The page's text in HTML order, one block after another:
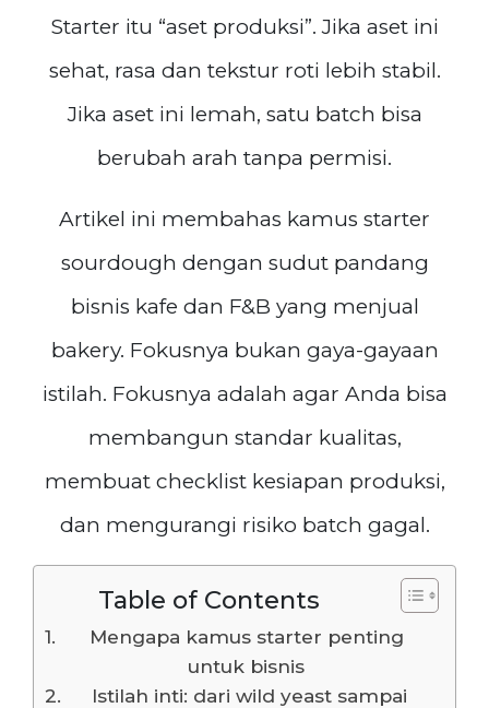
Starter itu “aset produksi”. Jika aset ini
sehat, rasa dan tekstur roti lebih stabil.
Jika aset ini lemah, satu batch bisa
berubah arah tanpa permisi.
Artikel ini membahas kamus starter
sourdough dengan sudut pandang
bisnis kafe dan F&B yang menjual
bakery. Fokusnya bukan gaya-gayaan
istilah. Fokusnya adalah agar Anda bisa
membangun standar kualitas,
membuat checklist kesiapan produksi,
dan mengurangi risiko batch gagal.
Table of Contents
Mengapa kamus starter penting
untuk bisnis
Istilah inti: dari wild yeast sampai